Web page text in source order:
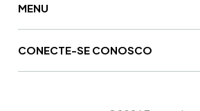
MENU
CONECTE-SE CONOSCO